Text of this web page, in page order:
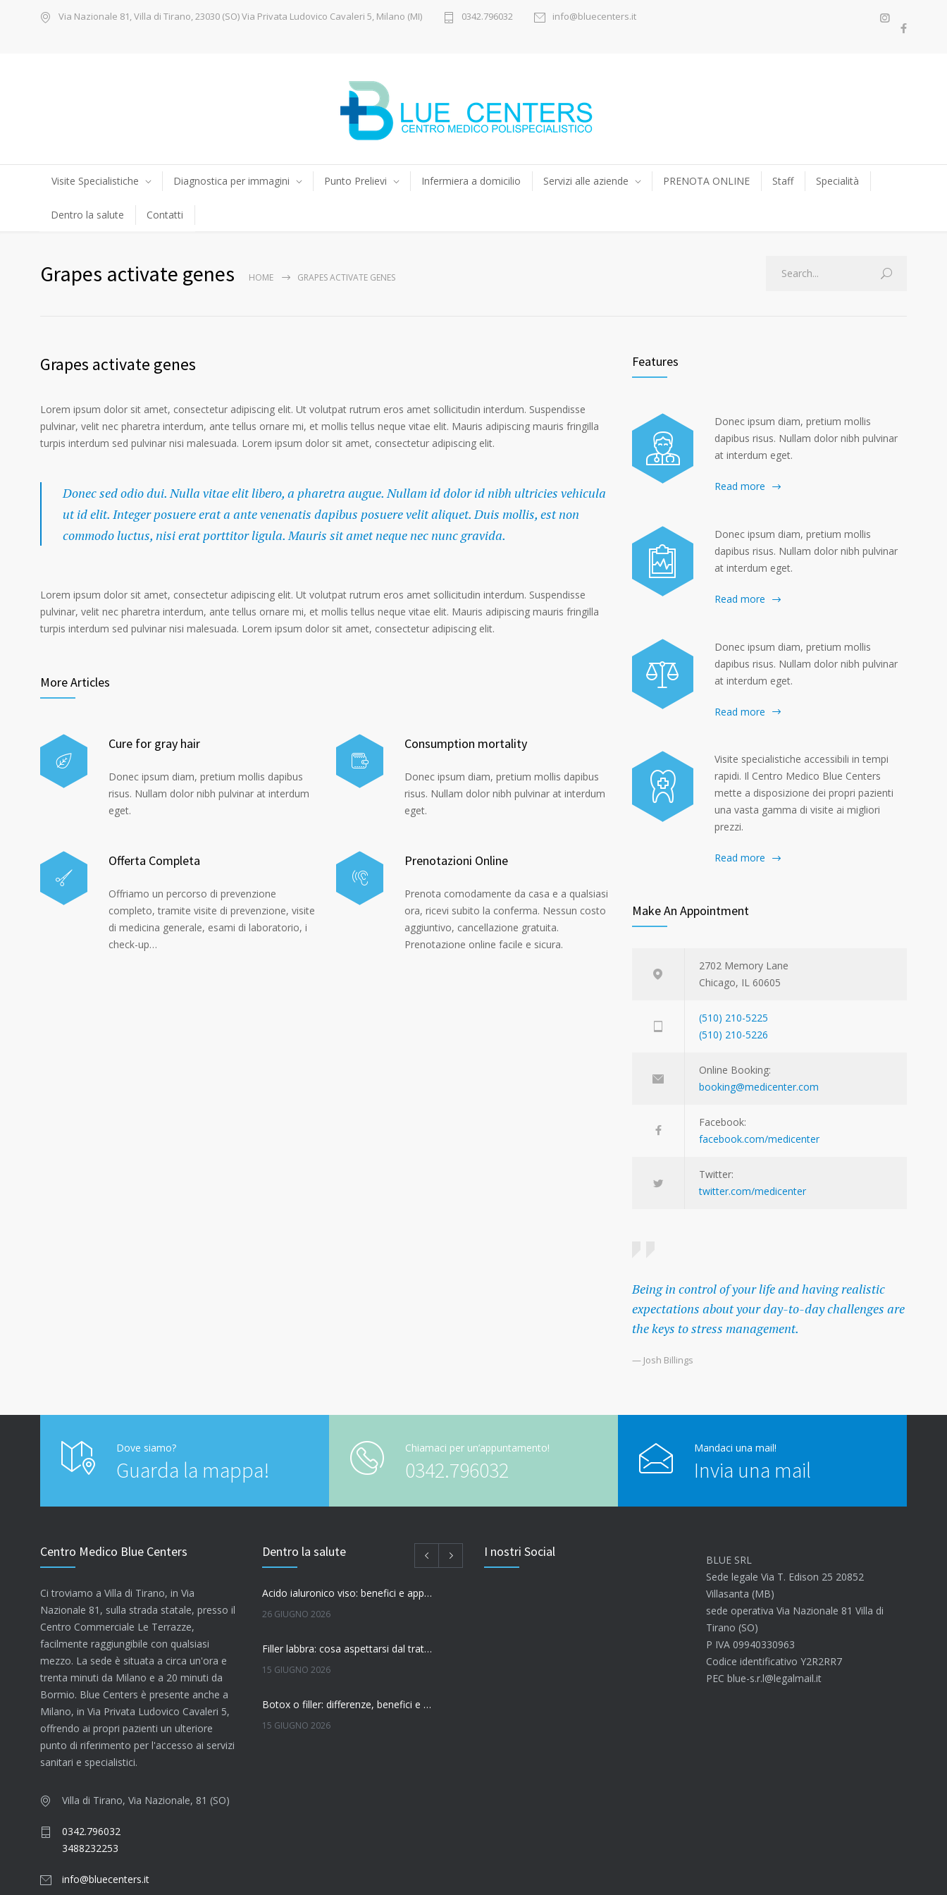
Via Nazionale 81, Villa di Tirano, 23030 (SO) Via Privata Ludovico Cavaleri 5, Milano (MI) 0342.796032 info@bluecenters.it
Visite Specialistiche Diagnostica per immagini Punto Prelievi Infermiera a domicilio Servizi alle aziende PRENOTA ONLINE Staff Specialità
Dentro la salute Contatti
Grapes activate genes HOME GRAPES ACTIVATE GENES
Grapes activate genes
Lorem ipsum dolor sit amet, consectetur adipiscing elit. Ut volutpat rutrum eros amet sollicitudin interdum. Suspendisse
pulvinar, velit nec pharetra interdum, ante tellus ornare mi, et mollis tellus neque vitae elit. Mauris adipiscing mauris fringilla
turpis interdum sed pulvinar nisi malesuada. Lorem ipsum dolor sit amet, consectetur adipiscing elit.
Donec sed odio dui. Nulla vitae elit libero, a pharetra augue. Nullam id dolor id nibh ultricies vehicula
ut id elit. Integer posuere erat a ante venenatis dapibus posuere velit aliquet. Duis mollis, est non
commodo luctus, nisi erat porttitor ligula. Mauris sit amet neque nec nunc gravida.
Lorem ipsum dolor sit amet, consectetur adipiscing elit. Ut volutpat rutrum eros amet sollicitudin interdum. Suspendisse
pulvinar, velit nec pharetra interdum, ante tellus ornare mi, et mollis tellus neque vitae elit. Mauris adipiscing mauris fringilla
turpis interdum sed pulvinar nisi malesuada. Lorem ipsum dolor sit amet, consectetur adipiscing elit.
More Articles
Cure for gray hair
Donec ipsum diam, pretium mollis dapibus
risus. Nullam dolor nibh pulvinar at interdum
eget.
Offerta Completa
Offriamo un percorso di prevenzione
completo, tramite visite di prevenzione, visite
di medicina generale, esami di laboratorio, i
check-up…
Consumption mortality
Donec ipsum diam, pretium mollis dapibus
risus. Nullam dolor nibh pulvinar at interdum
eget.
Prenotazioni Online
Prenota comodamente da casa e a qualsiasi
ora, ricevi subito la conferma. Nessun costo
aggiuntivo, cancellazione gratuita.
Prenotazione online facile e sicura.
Features
Donec ipsum diam, pretium mollis
dapibus risus. Nullam dolor nibh pulvinar
at interdum eget.
Read more
Donec ipsum diam, pretium mollis
dapibus risus. Nullam dolor nibh pulvinar
at interdum eget.
Read more
Donec ipsum diam, pretium mollis
dapibus risus. Nullam dolor nibh pulvinar
at interdum eget.
Read more
Visite specialistiche accessibili in tempi
rapidi. Il Centro Medico Blue Centers
mette a disposizione dei propri pazienti
una vasta gamma di visite ai migliori
prezzi.
Read more
Make An Appointment
2702 Memory Lane
Chicago, IL 60605
(510) 210-5225
(510) 210-5226
Online Booking:
booking@medicenter.com
Facebook:
facebook.com/medicenter
Twitter:
twitter.com/medicenter
Being in control of your life and having realistic
expectations about your day-to-day challenges are
the keys to stress management.
— Josh Billings
Dove siamo?
Guarda la mappa!
Chiamaci per un’appuntamento!
0342.796032
Mandaci una mail!
Invia una mail
Centro Medico Blue Centers
Ci troviamo a Villa di Tirano, in Via
Nazionale 81, sulla strada statale, presso il
Centro Commerciale Le Terrazze,
facilmente raggiungibile con qualsiasi
mezzo. La sede è situata a circa un'ora e
trenta minuti da Milano e a 20 minuti da
Bormio. Blue Centers è presente anche a
Milano, in Via Privata Ludovico Cavaleri 5,
offrendo ai propri pazienti un ulteriore
punto di riferimento per l'accesso ai servizi
sanitari e specialistici.
Villa di Tirano, Via Nazionale, 81 (SO)
0342.796032
3488232253
info@bluecenters.it
Dentro la salute
Acido ialuronico viso: benefici e applicazioni
26 GIUGNO 2026
Filler labbra: cosa aspettarsi dal trattamento
15 GIUGNO 2026
Botox o filler: differenze, benefici e come scegliere il trattamento più adatto
15 GIUGNO 2026
I nostri Social
BLUE SRL
Sede legale Via T. Edison 25 20852
Villasanta (MB)
sede operativa Via Nazionale 81 Villa di
Tirano (SO)
P IVA 09940330963
Codice identificativo Y2R2RR7
PEC blue-s.r.l@legalmail.it